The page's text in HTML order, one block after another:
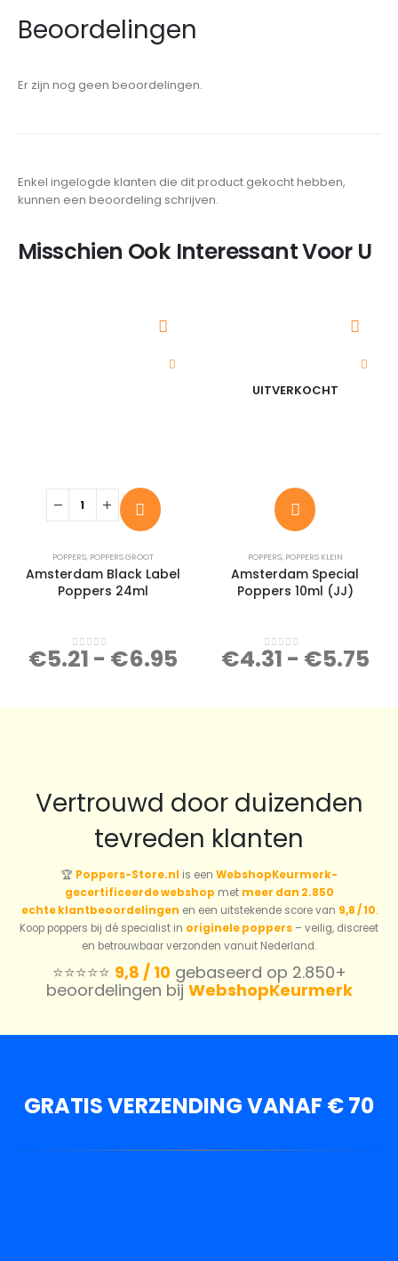
Beoordelingen
Er zijn nog geen beoordelingen.
Enkel ingelogde klanten die dit product gekocht hebben,
kunnen een beoordeling schrijven.
Misschien Ook Interessant Voor U
POPPERS, POPPERS GROOT
Amsterdam Black Label
Poppers 24ml
0out of 5
€5.21 - €6.95
UITVERKOCHT
POPPERS, POPPERS KLEIN
Amsterdam Special
Poppers 10ml (JJ)
0out of 5
€4.31 - €5.75
Vertrouwd door duizenden
tevreden klanten
🏆 Poppers-Store.nl is een WebshopKeurmerk-
gecertificeerde webshop met meer dan 2.850
echte klantbeoordelingen en een uitstekende score van 9,8 / 10.
Koop poppers bij dé specialist in originele poppers – veilig, discreet
en betrouwbaar verzonden vanuit Nederland.
⭐️⭐️⭐️⭐️⭐️ 9,8 / 10gebaseerd op 2.850+
beoordelingen bij WebshopKeurmerk
GRATIS VERZENDING VANAF € 70